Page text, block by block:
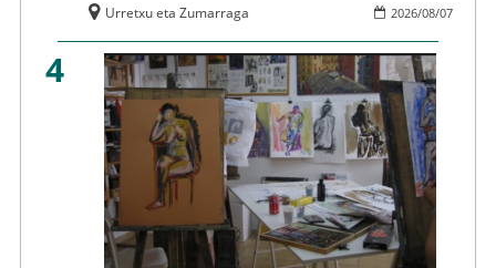
2026/08/07
Urretxu eta Zumarraga
4